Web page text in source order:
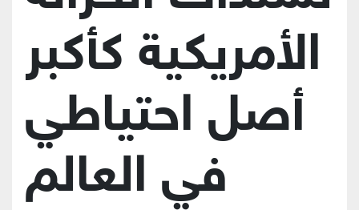
الأمريكية كأكبر
أصل احتياطي
في العالم